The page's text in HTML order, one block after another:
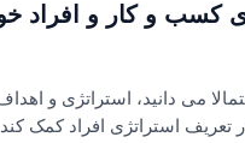
کسب و کار و افراد
می دانید، استراتژی و
تعریف استراتژی افراد کمک